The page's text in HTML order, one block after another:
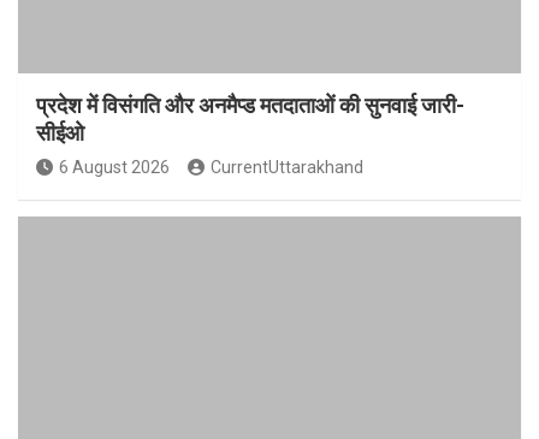
प्रदेश में विसंगति और अनमैप्ड मतदाताओं की सुनवाई जारी-
सीईओ
6 August 2026 CurrentUttarakhand